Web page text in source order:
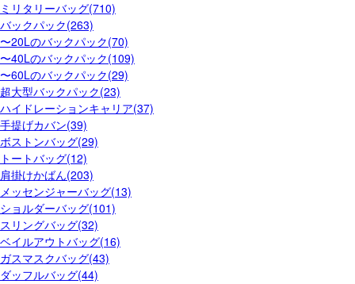
ミリタリーバッグ(710)
バックパック(263)
〜20Lのバックパック(70)
〜40Lのバックパック(109)
〜60Lのバックパック(29)
超大型バックパック(23)
ハイドレーションキャリア(37)
手提げカバン(39)
ボストンバッグ(29)
トートバッグ(12)
肩掛けかばん(203)
メッセンジャーバッグ(13)
ショルダーバッグ(101)
スリングバッグ(32)
ベイルアウトバッグ(16)
ガスマスクバッグ(43)
ダッフルバッグ(44)